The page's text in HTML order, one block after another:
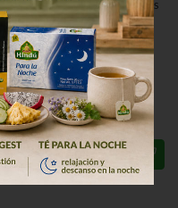
GRANOS
GOYA HABICHUELAS
ROMANAS A/S